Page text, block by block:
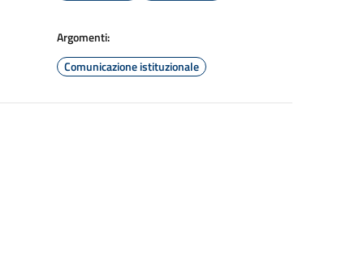
Argomenti:
Comunicazione istituzionale